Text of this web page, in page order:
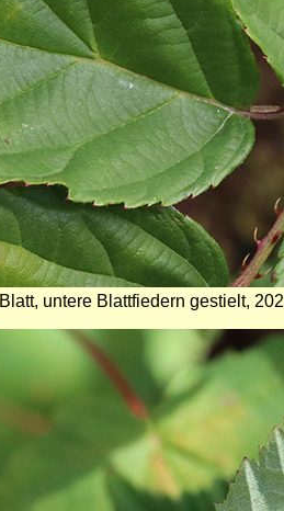
Blatt, untere Blattfiedern gestielt,